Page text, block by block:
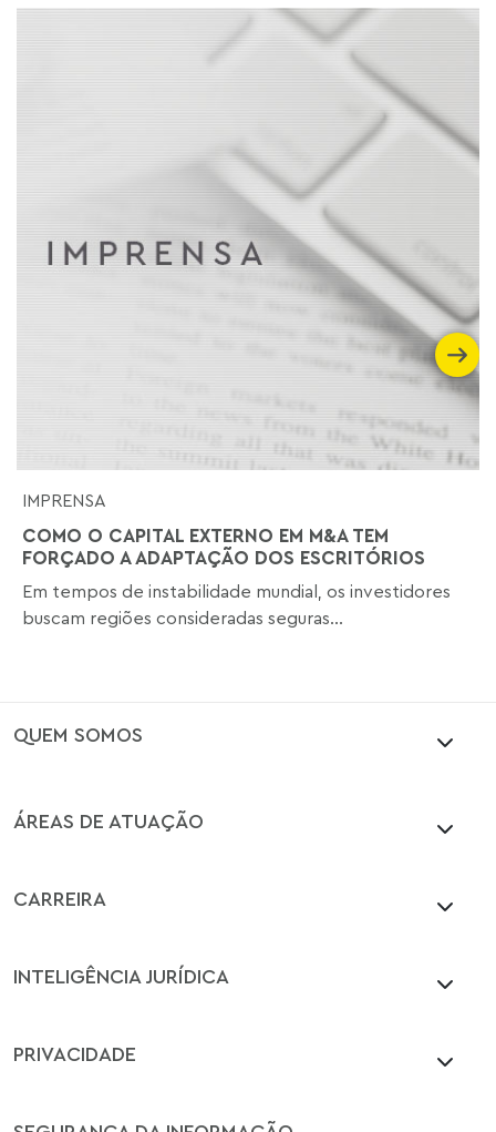
IMPRENSA
COMO O CAPITAL EXTERNO EM M&A TEM
FORÇADO A ADAPTAÇÃO DOS ESCRITÓRIOS
Em tempos de instabilidade mundial, os investidores
buscam regiões consideradas seguras...
QUEM SOMOS
ÁREAS DE ATUAÇÃO
CARREIRA
INTELIGÊNCIA JURÍDICA
PRIVACIDADE